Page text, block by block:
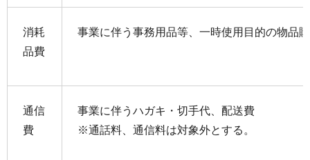
消耗
品費
事業に伴う事務用品等、一時使用目的の物品
通信
費
事業に伴うハガキ・切手代、配送費
※通話料、通信料は対象外とする。